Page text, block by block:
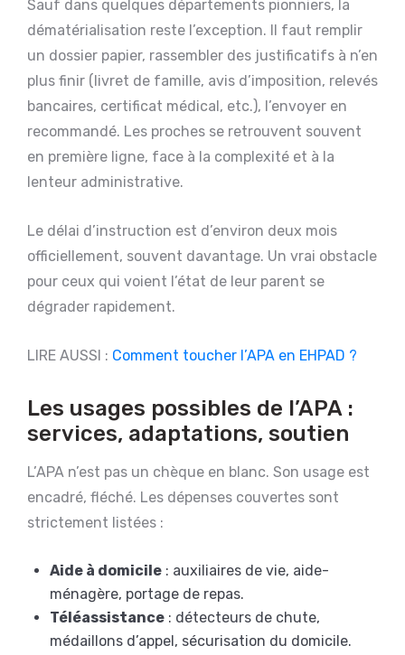
Sauf dans quelques départements pionniers, la
dématérialisation reste l’exception. Il faut remplir
un dossier papier, rassembler des justificatifs à n’en
plus finir (livret de famille, avis d’imposition, relevés
bancaires, certificat médical, etc.), l’envoyer en
recommandé. Les proches se retrouvent souvent
en première ligne, face à la complexité et à la
lenteur administrative.
Le délai d’instruction est d’environ deux mois
officiellement, souvent davantage. Un vrai obstacle
pour ceux qui voient l’état de leur parent se
dégrader rapidement.
LIRE AUSSI : Comment toucher l’APA en EHPAD ?
Les usages possibles de l’APA :
services, adaptations, soutien
L’APA n’est pas un chèque en blanc. Son usage est
encadré, fléché. Les dépenses couvertes sont
strictement listées :
Aide à domicile : auxiliaires de vie, aide-
ménagère, portage de repas.
Téléassistance : détecteurs de chute,
médaillons d’appel, sécurisation du domicile.